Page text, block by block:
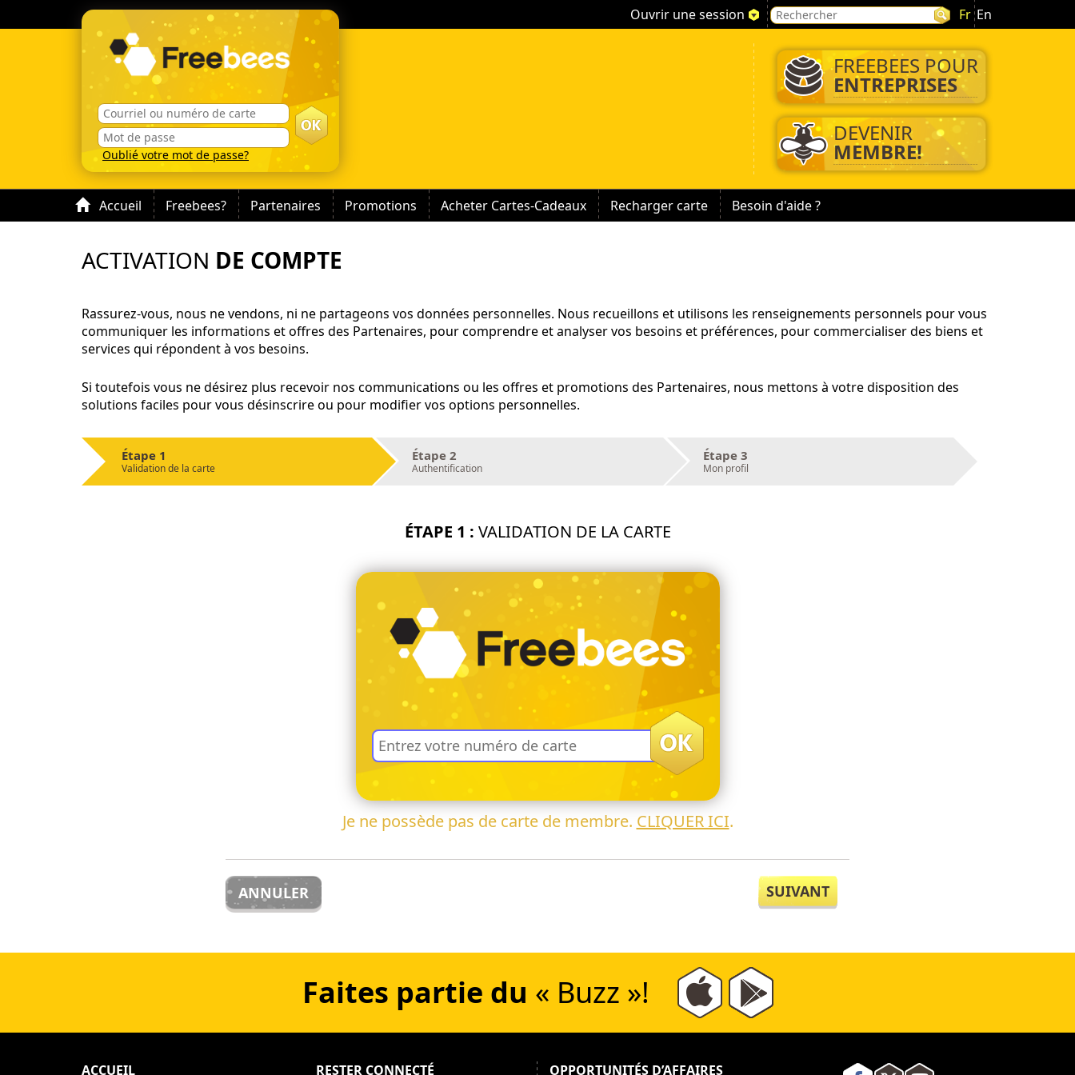
Ouvrir une session Fr En
Oublié votre mot de passe?
FREEBEES POUR
ENTREPRISES
DEVENIR
MEMBRE!
Accueil Freebees? Partenaires Promotions Acheter Cartes-Cadeaux Recharger carte Besoin d'aide ?
ACTIVATION DE COMPTE
Rassurez-vous, nous ne vendons, ni ne partageons vos données personnelles. Nous recueillons et utilisons les renseignements personnels pour vous
communiquer les informations et offres des Partenaires, pour comprendre et analyser vos besoins et préférences, pour commercialiser des biens et
services qui répondent à vos besoins.
Si toutefois vous ne désirez plus recevoir nos communications ou les offres et promotions des Partenaires, nous mettons à votre disposition des
solutions faciles pour vous désinscrire ou pour modifier vos options personnelles.
Étape 1
Validation de la carte
Étape 2
Authentification
Étape 3
Mon profil
ÉTAPE 1 : VALIDATION DE LA CARTE
Je ne possède pas de carte de membre. CLIQUER ICI.
ANNULER SUIVANT
Faites partie du « Buzz »!
ACCUEIL RESTER CONNECTÉ OPPORTUNITÉS D’AFFAIRES